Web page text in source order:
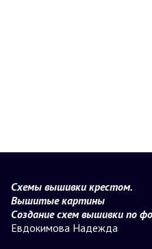
Схемы вышивки крестом.
Вышитые картины
Создание схем вышивки по
Евдокимова Надежда